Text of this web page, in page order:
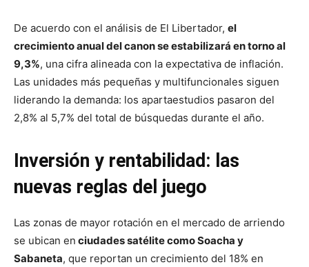
De acuerdo con el análisis de El Libertador, el
crecimiento anual del canon se estabilizará en torno al
9,3%, una cifra alineada con la expectativa de inflación.
Las unidades más pequeñas y multifuncionales siguen
liderando la demanda: los apartaestudios pasaron del
2,8% al 5,7% del total de búsquedas durante el año.
Inversión y rentabilidad: las
nuevas reglas del juego
Las zonas de mayor rotación en el mercado de arriendo
se ubican en ciudades satélite como Soacha y
Sabaneta, que reportan un crecimiento del 18% en